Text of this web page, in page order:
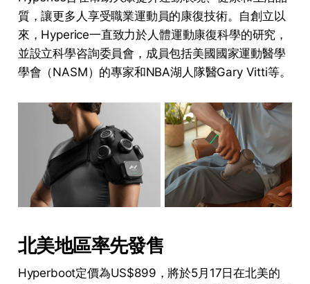
質，讓更多人享受職業運動員的康復技術。自創立以
來，Hyperice一直致力於人體運動康復科學的研究，
並設立科學咨詢委員會，成員包括美國國家運動醫學
學會（NASM）的專家和NBA湖人隊醫Gary Vitti等。
北美地區率先發售
Hyperboot定價為US$899，將於5月17日在北美的